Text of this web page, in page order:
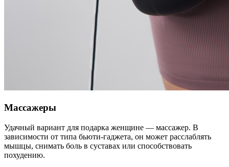
Массажеры
Удачный вариант для подарка женщине — массажер. В
зависимости от типа бьюти-гаджета, он может расслаблять
мышцы, снимать боль в суставах или способствовать
похудению.